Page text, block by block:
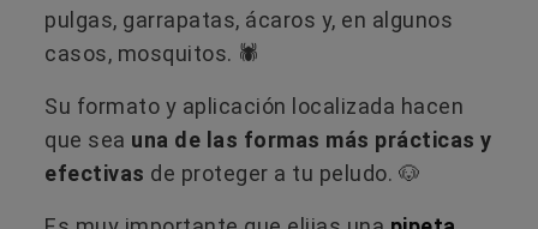
pulgas, garrapatas, ácaros y, en algunos
casos, mosquitos. 🕷️
Su formato y aplicación localizada hacen
que sea una de las formas más prácticas y
efectivas de proteger a tu peludo. 🐶